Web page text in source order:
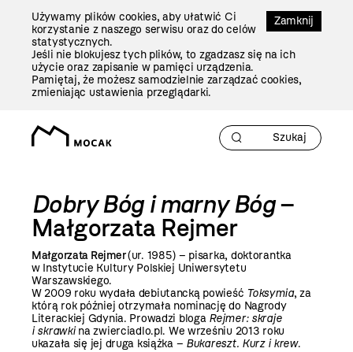
Zamknij
Używamy plików cookies, aby ułatwić Ci
korzystanie z naszego serwisu oraz do celów
statystycznych.
Jeśli nie blokujesz tych plików, to zgadzasz się na ich
użycie oraz zapisanie w pamięci urządzenia.
Pamiętaj, że możesz samodzielnie zarządzać cookies,
zmieniając ustawienia przeglądarki.
Dobry Bóg i marny Bóg–
Małgorzata Rejmer
Małgorzata Rejmer(ur. 1985) – pisarka, doktorantka
w Instytucie Kultury Polskiej Uniwersytetu
Warszawskiego.
W 2009 roku wydała debiutancką powieść Toksymia, za
którą rok później otrzymała nominację do Nagrody
Literackiej Gdynia. Prowadzi bloga Rejmer: skraje
i skrawkina zwierciadlo.pl. We wrześniu 2013 roku
ukazała się jej druga książka – Bukareszt. Kurz i krew.